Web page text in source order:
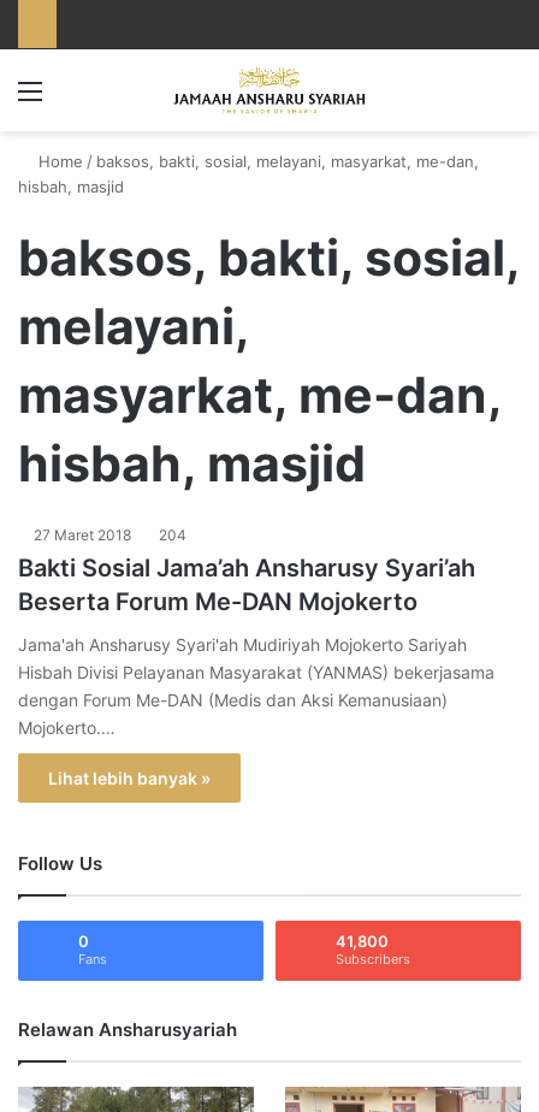
Home / baksos, bakti, sosial, melayani, masyarkat, me-dan,
hisbah, masjid
baksos, bakti, sosial,
melayani,
masyarkat, me-dan,
hisbah, masjid
27 Maret 2018 204
Bakti Sosial Jama’ah Ansharusy Syari’ah
Beserta Forum Me-DAN Mojokerto
Jama'ah Ansharusy Syari'ah Mudiriyah Mojokerto Sariyah
Hisbah Divisi Pelayanan Masyarakat (YANMAS) bekerjasama
dengan Forum Me-DAN (Medis dan Aksi Kemanusiaan)
Mojokerto.…
Lihat lebih banyak »
Follow Us
0
Fans
41,800
Subscribers
Relawan Ansharusyariah